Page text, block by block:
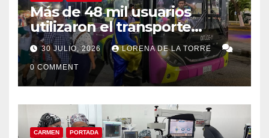
Más de 48 mil usuarios
utilizaron el transporte
“Amor por Carmen” durante
la Feria Carmen 2026
30 JULIO, 2026 LORENA DE LA TORRE
0 COMMENT
CARMEN PORTADA